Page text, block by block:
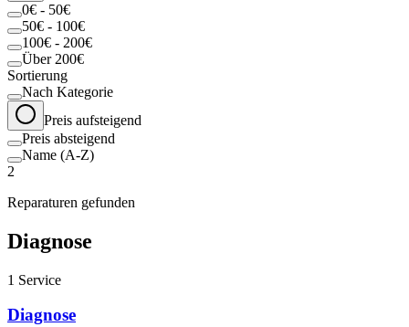
0€ - 50€
50€ - 100€
100€ - 200€
Über 200€
Sortierung
Nach Kategorie
Preis aufsteigend
Preis absteigend
Name (A-Z)
2
Reparaturen gefunden
Diagnose
1 Service
Diagnose